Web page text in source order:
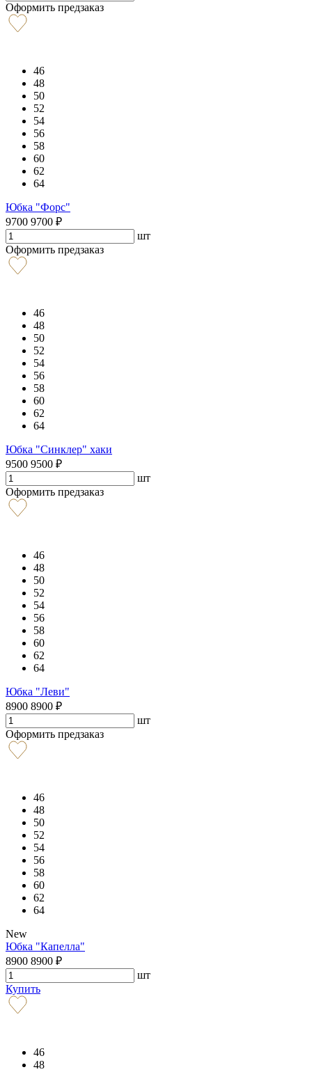
Оформить предзаказ
46
48
50
52
54
56
58
60
62
64
Юбка "Форс"
9700 9700 ₽
шт
Оформить предзаказ
46
48
50
52
54
56
58
60
62
64
Юбка "Синклер" хаки
9500 9500 ₽
шт
Оформить предзаказ
46
48
50
52
54
56
58
60
62
64
Юбка "Леви"
8900 8900 ₽
шт
Оформить предзаказ
46
48
50
52
54
56
58
60
62
64
New
Юбка "Капелла"
8900 8900 ₽
шт
Купить
46
48